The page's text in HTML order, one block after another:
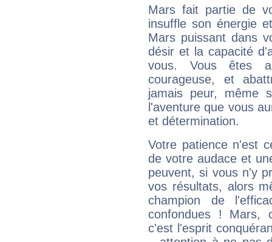
Mars fait partie de
insuffle son énergie
Mars puissant dans
désir et la capacité
vous. Vous êtes
courageuse, et
jamais peur, même
l'aventure que vous
et détermination.
Votre patience n'est
de votre audace et
peuvent, si vous n'y
vos résultats, alors
champion de
confondues ! Mars,
c'est l'esprit